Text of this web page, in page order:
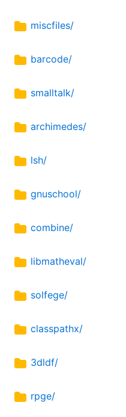
miscfiles/
barcode/
smalltalk/
archimedes/
lsh/
gnuschool/
combine/
libmatheval/
solfege/
classpathx/
3dldf/
rpge/